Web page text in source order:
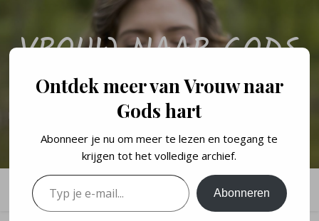
VROUW NAAR GODS
HART
Een persoonlijk blog over de levenslessen en geloofswandel van een
Ontdek meer van Vrouw naar
Gods hart
Abonneer je nu om meer te lezen en toegang te
krijgen tot het volledige archief.
Typ je e-mail...
Abonneren